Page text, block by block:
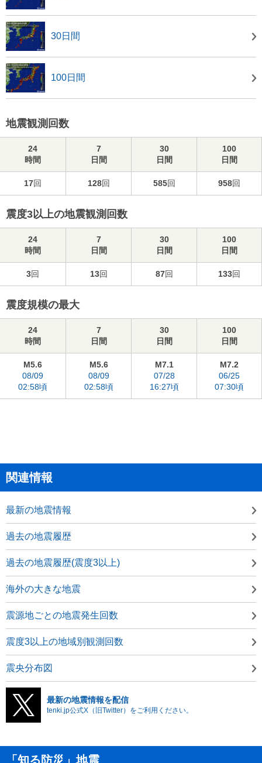
30日間
100日間
地震観測回数
24
時間
7
日間
30
日間
100
日間
17回 128回 585回 958回
震度3以上の地震観測回数
24
時間
7
日間
30
日間
100
日間
3回 13回 87回 133回
震度規模の最大
24
時間
7
日間
30
日間
100
日間
M5.6
08/09
02:58頃
M5.6
08/09
02:58頃
M7.1
07/28
16:27頃
M7.2
06/25
07:30頃
関連情報
最新の地震情報
過去の地震履歴
過去の地震履歴(震度3以上)
海外の大きな地震
震源地ごとの地震発生回数
震度3以上の地域別観測回数
震央分布図
最新の地震情報を配信
tenki.jp公式X（旧Twitter）をご利用ください。
「知る防災」地震